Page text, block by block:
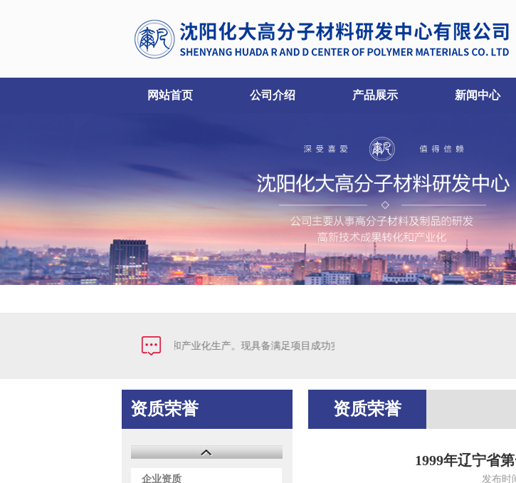
网站首页 公司介绍 产品展示 新闻中心
公司主要负责成果转化和产业化生产。现具备满足项目成功实施及各项橡塑材料生产的基本条件，包括
资质荣誉
企业资质
资质荣誉
1999年辽宁省
发布时